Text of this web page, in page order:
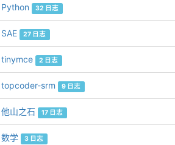
Python 32 日志
SAE 27 日志
tinymce 2 日志
topcoder-srm 9 日志
他山之石 17 日志
数学 3 日志